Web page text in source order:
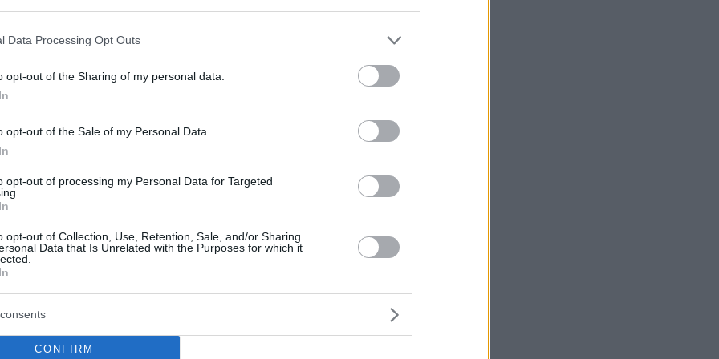
Data Processing Opt Outs
opt-out of the Sharing of my personal data.
opt-out of the Sale of my Personal Data.
opt-out of processing my Personal Data for Targeted
opt-out of Collection, Use, Retention, Sale, and/or Sharing
Data that Is Unrelated with the Purposes for which it
CONFIRM
und Märchen von Universal Pictures,
Showtime, Sky Studios und Peacock verfügbar
Right One In, Bürgermeister von Kingstown
Strange New Worlds, Souls, Vampire Academy